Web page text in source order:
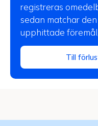
registreras
sedan matchar
upphittade
Till